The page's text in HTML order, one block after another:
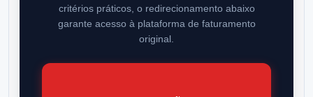
critérios práticos, o redirecionamento abaixo
garante acesso à plataforma de faturamento
original.